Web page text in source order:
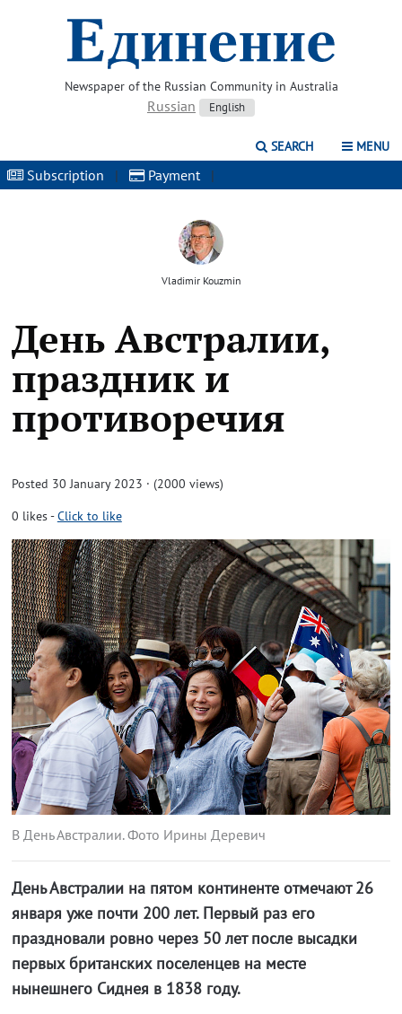
Newspaper of the Russian Community in Australia
Russian English
SEARCH MENU
Subscription | Payment |
Vladimir Kouzmin
День Австралии,
праздник и
противоречия
Posted 30 January 2023 · (2000 views)
0 likes-Click to like
В День Австралии. Фото Ирины Деревич
День Австралии на пятом континенте отмечают 26
января уже почти 200 лет. Первый раз его
праздновали ровно через 50 лет после высадки
первых британских поселенцев на месте
нынешнего Сиднея в 1838 году.